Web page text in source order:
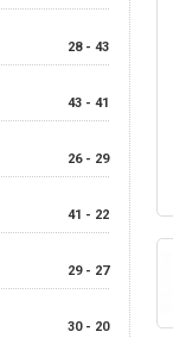
28 - 43
43 - 41
26 - 29
41 - 22
29 - 27
30 - 20